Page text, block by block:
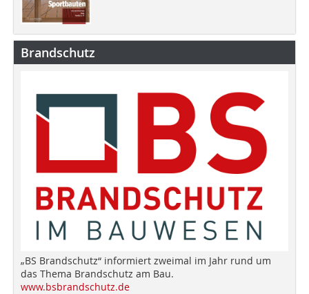
Brandschutz
„BS Brandschutz“ informiert zweimal im Jahr rund um
das Thema Brandschutz am Bau.
www.bsbrandschutz.de